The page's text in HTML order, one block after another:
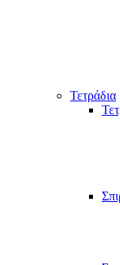
Τετράδια